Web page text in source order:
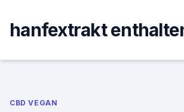
content
hanfextrakt
CBD VEGAN